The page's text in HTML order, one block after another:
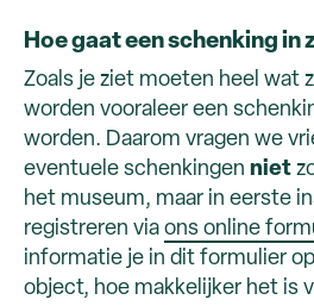
Hoe gaat een schenking in
Zoals je ziet moeten heel wat
worden vooraleer een
worden. Daarom vragen we
eventuele schenkingen niet
het museum, maar in eerste
registreren via ons online
informatie je in dit formulier
object, hoe makkelijker het is